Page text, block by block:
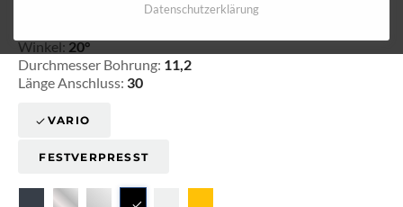
Winkel: 20°
Durchmesser Bohrung: 11,2
Länge Anschluss: 30
VARIO
FESTVERPRESST
Datenschutzerklärung